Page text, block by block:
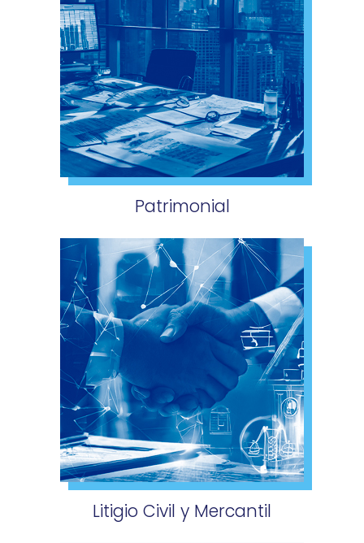
Patrimonial
Litigio Civil y Mercantil